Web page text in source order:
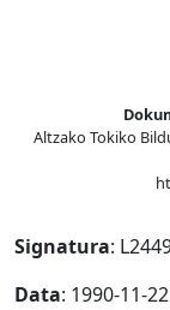
Altzako Tokiko
Signatura:
Data: 1990-11-22